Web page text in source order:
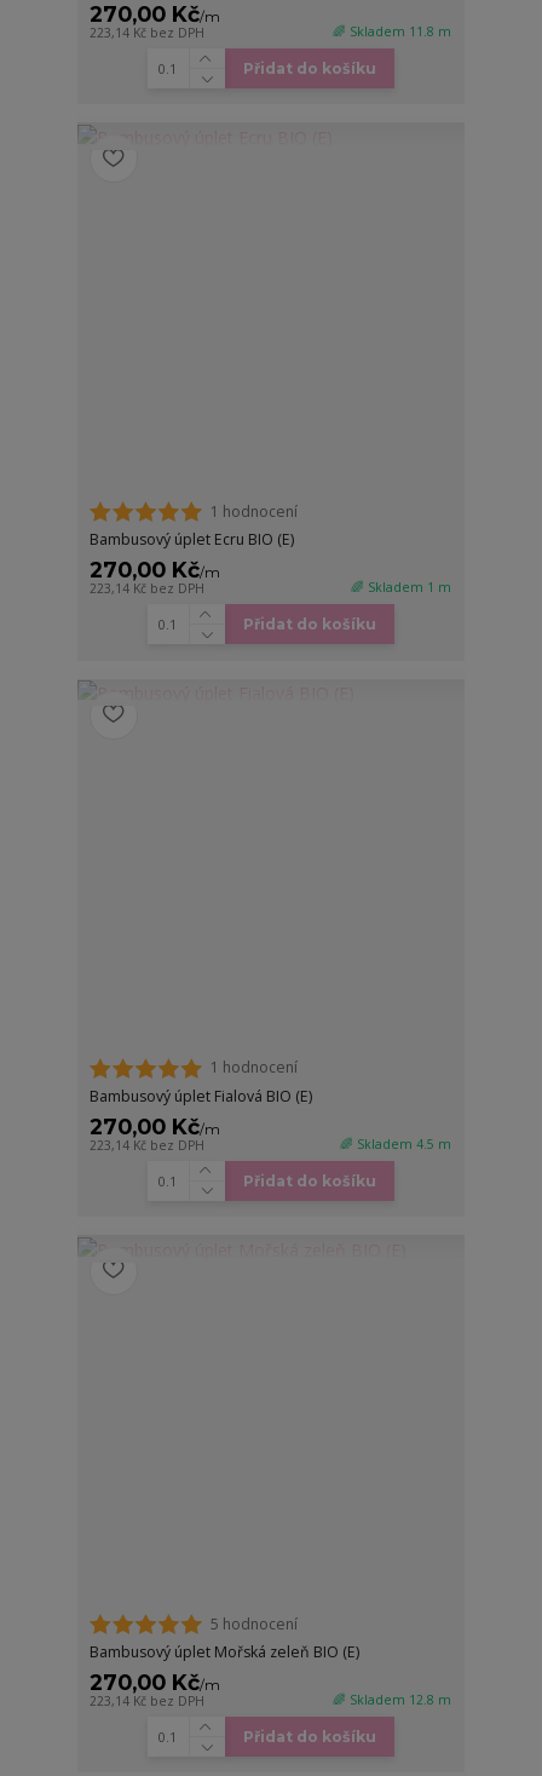
270,00 Kč/m
223,14 Kč bez DPH 🌈 Skladem 11.8 m
Přidat do košíku
1 hodnocení
Bambusový úplet Ecru BIO (E)
270,00 Kč/m
223,14 Kč bez DPH 🌈 Skladem 1 m
Přidat do košíku
1 hodnocení
Bambusový úplet Fialová BIO (E)
270,00 Kč/m
223,14 Kč bez DPH 🌈 Skladem 4.5 m
Přidat do košíku
5 hodnocení
Bambusový úplet Mořská zeleň BIO (E)
270,00 Kč/m
223,14 Kč bez DPH 🌈 Skladem 12.8 m
Přidat do košíku